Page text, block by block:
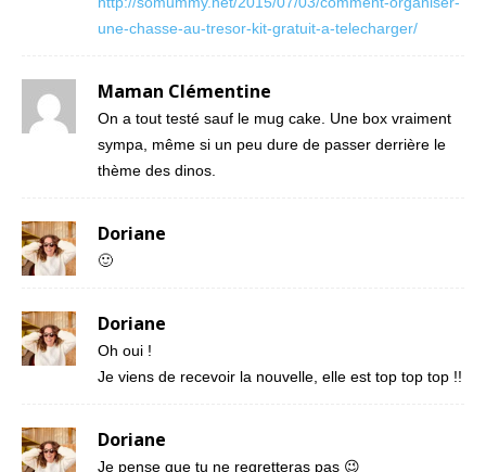
une-chasse-au-tresor-kit-gratuit-a-telecharger/
Maman Clémentine
On a tout testé sauf le mug cake. Une box vraiment
sympa, même si un peu dure de passer derrière le
thème des dinos.
Doriane
🙂
Doriane
Oh oui !
Je viens de recevoir la nouvelle, elle est top top top !!
Doriane
Je pense que tu ne regretteras pas 😉